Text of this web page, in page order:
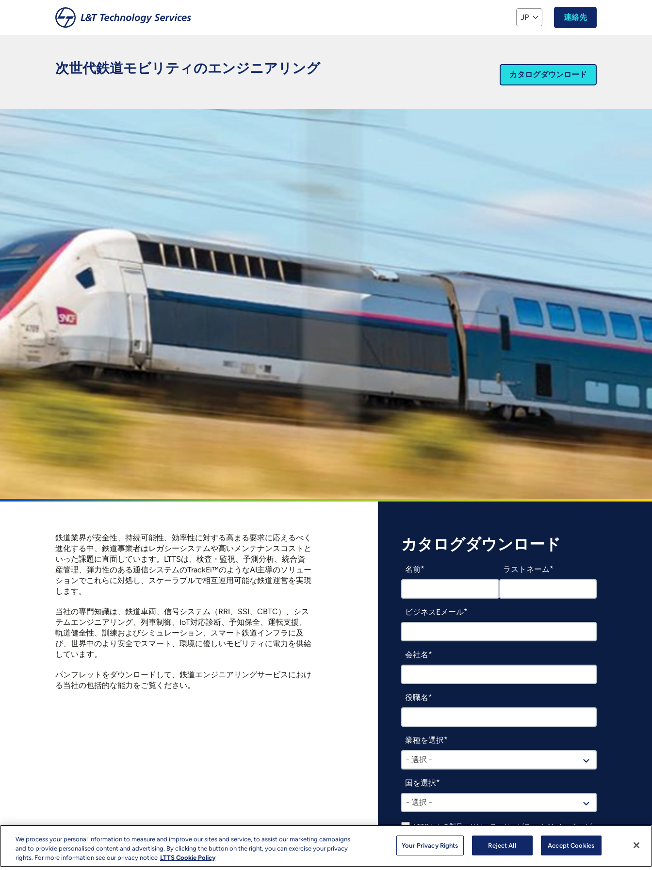
JP
連絡先
次世代鉄道モビリティのエンジニアリング カタログダウンロード
鉄道業界が安全性、持続可能性、効率性に対する高まる要求に応えるべく
進化する中、鉄道事業者はレガシーシステムや高いメンテナンスコストと
いった課題に直面しています。LTTSは、検査・監視、予測分析、統合資
産管理、弾力性のある通信システムのTrackEi™のようなAI主導のソリュー
ションでこれらに対処し、スケーラブルで相互運用可能な鉄道運営を実現
します。
当社の専門知識は、鉄道車両、信号システム（RRI、SSI、CBTC）、シス
テムエンジニアリング、列車制御、IoT対応診断、予知保全、運転支援、
軌道健全性、訓練およびシミュレーション、スマート鉄道インフラに及
び、世界中のより安全でスマート、環境に優しいモビリティに電力を供給
しています。
パンフレットをダウンロードして、鉄道エンジニアリングサービスにおけ
る当社の包括的な能力をご覧ください。
カタログダウンロード
名前 ラストネーム
ビジネスEメール
会社名
役職名
業種を選択
- 選択 -
国を選択
- 選択 -
LTTSからの製品、リソース、サービス、イベント、ウェビ
ナー、マーケティングイベント等に関する連絡を希望しま
す。
送信をクリックすると、プライバシーポリシーに同意したこと
We process your personal information to measure and improve our sites and service, to assist our marketing campaigns
and to provide personalised content and advertising. By clicking the button on the right, you can exercise your privacy
rights. For more information see our privacy notice LTTS Cookie Policy
Your Privacy Rights Reject All Accept Cookies